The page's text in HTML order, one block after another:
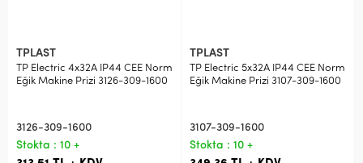
TPLAST
TP Electric 4x32A IP44 CEE Norm
Eğik Makine Prizi 3126-309-1600
3126-309-1600
Stokta : 10 +
TPLAST
TP Electric 5x32A IP44 CEE Norm
Eğik Makine Prizi 3107-309-1600
3107-309-1600
Stokta : 10 +